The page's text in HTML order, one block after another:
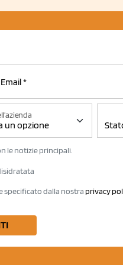
le notizie principali.
specificato dalla nostra privacy